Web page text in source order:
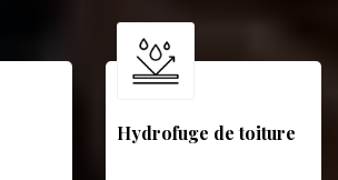
Hydrofuge de toiture